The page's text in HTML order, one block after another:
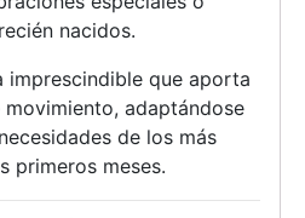
nacidos.
imprescindible que aporta
adaptándose
de los más
primeros meses.